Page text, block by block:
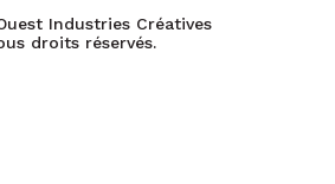
Industries Créatives
droits réservés.